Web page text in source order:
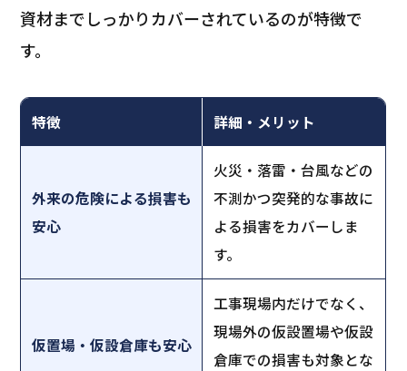
資材までしっかりカバーされているのが特徴で
す。
特徴 詳細・メリット
外来の危険による損害も
安心
火災・落雷・台風などの
不測かつ突発的な事故に
よる損害をカバーしま
す。
仮置場・仮設倉庫も安心
工事現場内だけでなく、
現場外の仮設置場や仮設
倉庫での損害も対象とな